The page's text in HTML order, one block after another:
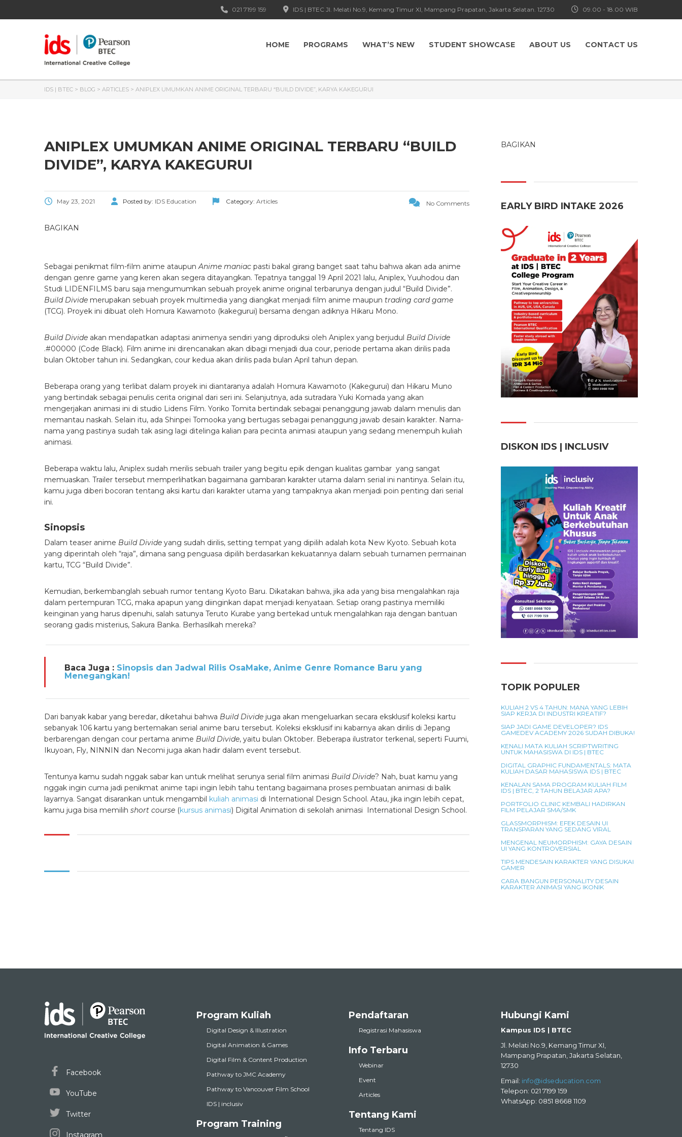
09.00 - 18.00 WIB
IDS | BTEC Jl. Melati No.9, Kemang Timur XI, Mampang Prapatan, Jakarta Selatan. 12730
021 7199 159
HOME PROGRAMS WHAT’S NEW STUDENT SHOWCASE ABOUT US CONTACT US
IDS | BTEC > BLOG > ARTICLES > ANIPLEX UMUMKAN ANIME ORIGINAL TERBARU “BUILD DIVIDE”, KARYA KAKEGURUI
ANIPLEX UMUMKAN ANIME ORIGINAL TERBARU “BUILD
DIVIDE”, KARYA KAKEGURUI
May 23, 2021 Posted by: IDS Education Category: Articles No Comments
BAGIKAN
Sebagai penikmat film-film anime ataupunAnime maniac pasti bakal girang banget saat tahu bahwa akan ada anime
dengan genre game yang keren akan segera ditayangkan. Tepatnya tanggal 19 April 2021 lalu, Aniplex, Yuuhodou dan
Studi LIDENFILMS baru saja mengumumkan sebuah proyek anime original terbarunya dengan judul “Build Divide”.
Build Divide merupakan sebuah proyek multimedia yang diangkat menjadi film anime maupun trading card game
(TCG). Proyek ini dibuat oleh Homura Kawamoto (kakegurui) bersama dengan adiknya Hikaru Mono.
Build Divide akan mendapatkan adaptasi animenya sendiri yang diproduksi oleh Aniplex yang berjudul Build Divide
.#00000 (Code Black). Film anime ini direncanakan akan dibagi menjadi dua cour, periode pertama akan dirilis pada
bulan Oktober tahun ini. Sedangkan, cour kedua akan dirilis pada bulan April tahun depan.
Beberapa orang yang terlibat dalam proyek ini diantaranya adalah Homura Kawamoto (Kakegurui) dan Hikaru Muno
yang bertindak sebagai penulis cerita original dari seri ini. Selanjutnya, ada sutradara Yuki Komada yang akan
mengerjakan animasi ini di studio Lidens Film. Yoriko Tomita bertindak sebagai penanggung jawab dalam menulis dan
memantau naskah. Selain itu, ada Shinpei Tomooka yang bertugas sebagai penanggung jawab desain karakter. Nama-
nama yang pastinya sudah tak asing lagi ditelinga kalian para pecinta animasi ataupun yang sedang menempuh kuliah
animasi.
Beberapa waktu lalu, Aniplex sudah merilis sebuah trailer yang begitu epik dengan kualitas gambar yang sangat
memuaskan. Trailer tersebut memperlihatkan bagaimana gambaran karakter utama dalam serial ini nantinya. Selain itu,
kamu juga diberi bocoran tentang aksi kartu dari karakter utama yang tampaknya akan menjadi poin penting dari serial
ini.
Sinopsis
Dalam teaser anime Build Divide yang sudah dirilis, setting tempat yang dipilih adalah kota New Kyoto. Sebuah kota
yang diperintah oleh “raja”, dimana sang penguasa dipilih berdasarkan kekuatannya dalam sebuah turnamen permainan
kartu, TCG “Build Divide”.
Kemudian, berkembanglah sebuah rumor tentang Kyoto Baru. Dikatakan bahwa, jika ada yang bisa mengalahkan raja
dalam pertempuran TCG, maka apapun yang diinginkan dapat menjadi kenyataan. Setiap orang pastinya memiliki
keinginan yang harus dipenuhi, salah satunya Teruto Kurabe yang bertekad untuk mengalahkan raja dengan bantuan
seorang gadis misterius, Sakura Banka. Berhasilkah mereka?
Baca Juga : Sinopsis dan Jadwal Rilis OsaMake, Anime Genre Romance Baru yang
Menegangkan!
Dari banyak kabar yang beredar, diketahui bahwa Build Divide juga akan mengeluarkan secara eksklusif koleksi kartu
sebanyak 106 kartu yang bertemakan serial anime baru tersebut. Koleksi eksklusif ini kabarnya akan dirilis di Jepang
berbarengan dengan cour pertama anime Build Divide, yaitu bulan Oktober. Beberapa ilustrator terkenal, seperti Fuumi,
Ikuyoan, Fly, NINNIN dan Necomi juga akan hadir dalam event tersebut.
Tentunya kamu sudah nggak sabar kan untuk melihat serunya serial film animasi Build Divide? Nah, buat kamu yang
nggak ingin cuma jadi penikmat anime tapi ingin lebih tahu tentang bagaimana proses pembuatan animasi di balik
layarnya. Sangat disarankan untuk mengambil kuliah animasi di International Design School. Atau, jika ingin lebih cepat,
kamu juga bisa memilih short course (kursus animasi) Digital Animation di sekolah animasi International Design School.
BAGIKAN
EARLY BIRD INTAKE 2026
DISKON IDS | INCLUSIV
TOPIK POPULER
KULIAH 2 VS 4 TAHUN: MANA YANG LEBIH
SIAP KERJA DI INDUSTRI KREATIF?
SIAP JADI GAME DEVELOPER? IDS
GAMEDEV ACADEMY 2026 SUDAH DIBUKA!
KENALI MATA KULIAH SCRIPTWRITING
UNTUK MAHASISWA DI IDS | BTEC
DIGITAL GRAPHIC FUNDAMENTALS: MATA
KULIAH DASAR MAHASISWA IDS | BTEC
KENALAN SAMA PROGRAM KULIAH FILM
IDS | BTEC, 2 TAHUN BELAJAR APA?
PORTFOLIO CLINIC KEMBALI HADIRKAN
FILM PELAJAR SMA/SMK
GLASSMORPHISM: EFEK DESAIN UI
TRANSPARAN YANG SEDANG VIRAL
MENGENAL NEUMORPHISM: GAYA DESAIN
UI YANG KONTROVERSIAL
TIPS MENDESAIN KARAKTER YANG DISUKAI
GAMER
CARA BANGUN PERSONALITY DESAIN
KARAKTER ANIMASI YANG IKONIK
Facebook
YouTube
Twitter
Instagram
Program Kuliah
Digital Design & Illustration
Digital Animation & Games
Digital Film & Content Production
Pathway to JMC Academy
Pathway to Vancouver Film School
IDS | inclusiv
Program Training
Pendaftaran
Registrasi Mahasiswa
Info Terbaru
Webinar
Event
Articles
Tentang Kami
Tentang IDS
Hubungi Kami
Kampus IDS | BTEC
Jl. Melati No.9, Kemang Timur XI,
Mampang Prapatan, Jakarta Selatan,
12730
Email: info@idseducation.com
Telepon: 021 7199 159
WhatsApp: 0851 8668 1109